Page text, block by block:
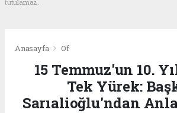
tutulamaz.
Anasayfa Of
15 Temmuz'un 10.
Tek Yürek:
Sarıalioğlu'ndan